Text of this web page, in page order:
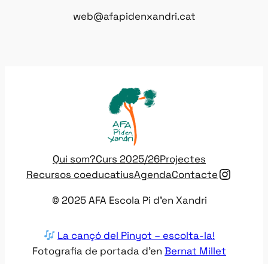
web@afapidenxandri.cat
Qui som?Curs 2025/26Projectes
Recursos coeducatiusAgendaContacte
© 2025 AFA Escola Pi d’en Xandri
La cançó del Pinyot – escolta-la!
Fotografia de portada d’en Bernat Millet